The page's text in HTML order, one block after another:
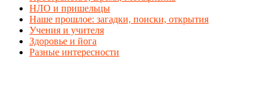
НЛО и пришельцы
Наше прошлое: загадки, поиски, открытия
Учения и учителя
Здоровье и йога
Разные интересности